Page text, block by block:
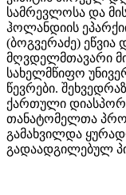
სამრევლოსა და
ჰოლანდიის
(ბოგვერაძე) ეწვია
მღვდელმთავარი
სახელმწიფო
წევრები.
ქართული
თანატომელთა
გამახვილდა
გადაადგილებულ